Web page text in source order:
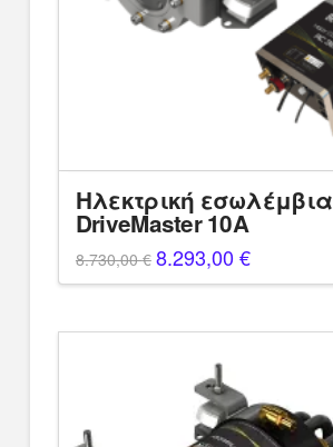
Ηλεκτρική εσωλέμβια
DriveMaster 10A
8.730,00€ Original
price
was:
8.293,00€Η
τρέχουσα
τιμή